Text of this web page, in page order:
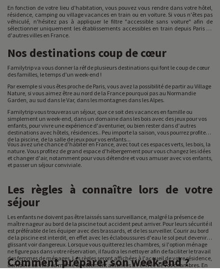
En fonction de votre lieu d'habitation, vous pouvez vous rendre dans votre hôtel,
résidence, camping ou village vacances en train ou en voiture. Si vous n'êtes pas
véhiculé, n'hésitez pas à appliquer le filtre "accessible sans voiture" afin de
sélectionner uniquement les établissements accessibles en train depuis Paris ou
d'autres villes en France.
Nos destinations coup de cœur
Familytrip va vous donner la réf de plusieurs destinations qui font le coup de cœur
des familles, le temps d'un week-end !
Par exemple si vous êtes proche de Paris, vous avez la possibilité de partir au Village
Nature, si vous aimez être au nord de la France pourquoi pas au Normandie
Garden, au sud dans le Var, dans les montagnes dans les Alpes.
Familytrip vous trouveras un séjour, que ce soit des vacances en famille ou
simplement un week-end, dans un domaine dans les bois avec des jeux pour vos
enfants, pour vivre une expérience d'aventurier, ou bien rester dans d'autres
destinations avec hôtels, résidences.. Peu importe la saison, vous pourrez profiter
de la piscine, de la salle de jeux pour vos enfants...
Vous avez une chance d'habiter en France, avec tout ces espaces verts, les bois, la
nature. Vous profitez de grand espace d'hébergement pour vous changez les idées
et changer d'air, notamment pour vous détendre et vous amuser avec vos enfants,
et passer un séjour conviviale.
Les règles à connaître lors de votre
séjour
Les enfants ne doivent pas être laissés sans surveillance, malgré la présence de
maître nageur au bord de la piscine tout accident peut arriver. Pour leurs sécurité il
est préférable de les équiper avec des brassards, et de les surveiller. Courir au bord
de la piscine est interdit, en effet avec les éclaboussures d'eau le sol peut devenir
glissant voir dangereux. Lorsque vous quitterez les chambres, si l'option ménage
ne figure pas dans votre réservation, il faudra les nettoyer afin de faciliter le travail
des femmes de ménages. Les règles seront affichées à l'accueil de votre résidence,
domaine ou villa ou même directement affichées à l'entrée de vos chambres. En
Comment préparer son week-end ?